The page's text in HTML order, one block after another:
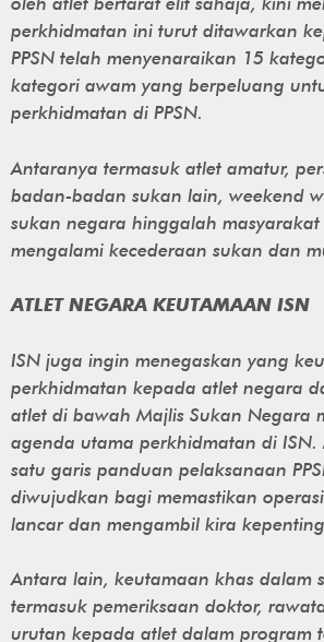
perkhidmatan ini turut ditawarkan
PPSN telah menyenaraikan 15
kategori awam yang berpeluang
perkhidmatan di PPSN.
Antaranya termasuk atlet amatur,
badan-badan sukan lain, weekend
sukan negara hinggalah
mengalami kecederaan sukan dan
ATLET NEGARA KEUTAMAAN ISN
ISN juga ingin menegaskan yang
perkhidmatan kepada atlet negara
atlet di bawah Majlis Sukan Negara
agenda utama perkhidmatan di ISN.
satu garis panduan pelaksanaan
diwujudkan bagi memastikan
lancar dan mengambil kira
Antara lain, keutamaan khas dalam
termasuk pemeriksaan doktor,
urutan kepada atlet dalam program